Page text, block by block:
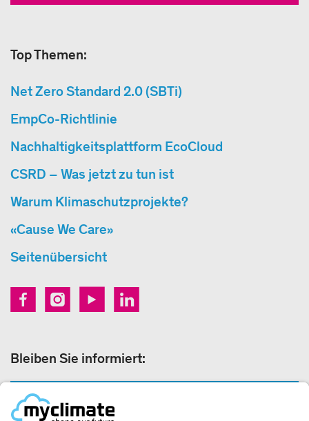
Top Themen:
Net Zero Standard 2.0 (SBTi)
EmpCo-Richtlinie
Nachhaltigkeitsplattform EcoCloud
CSRD – Was jetzt zu tun ist
Warum Klimaschutzprojekte?
«Cause We Care»
Seitenübersicht
Bleiben Sie informiert: